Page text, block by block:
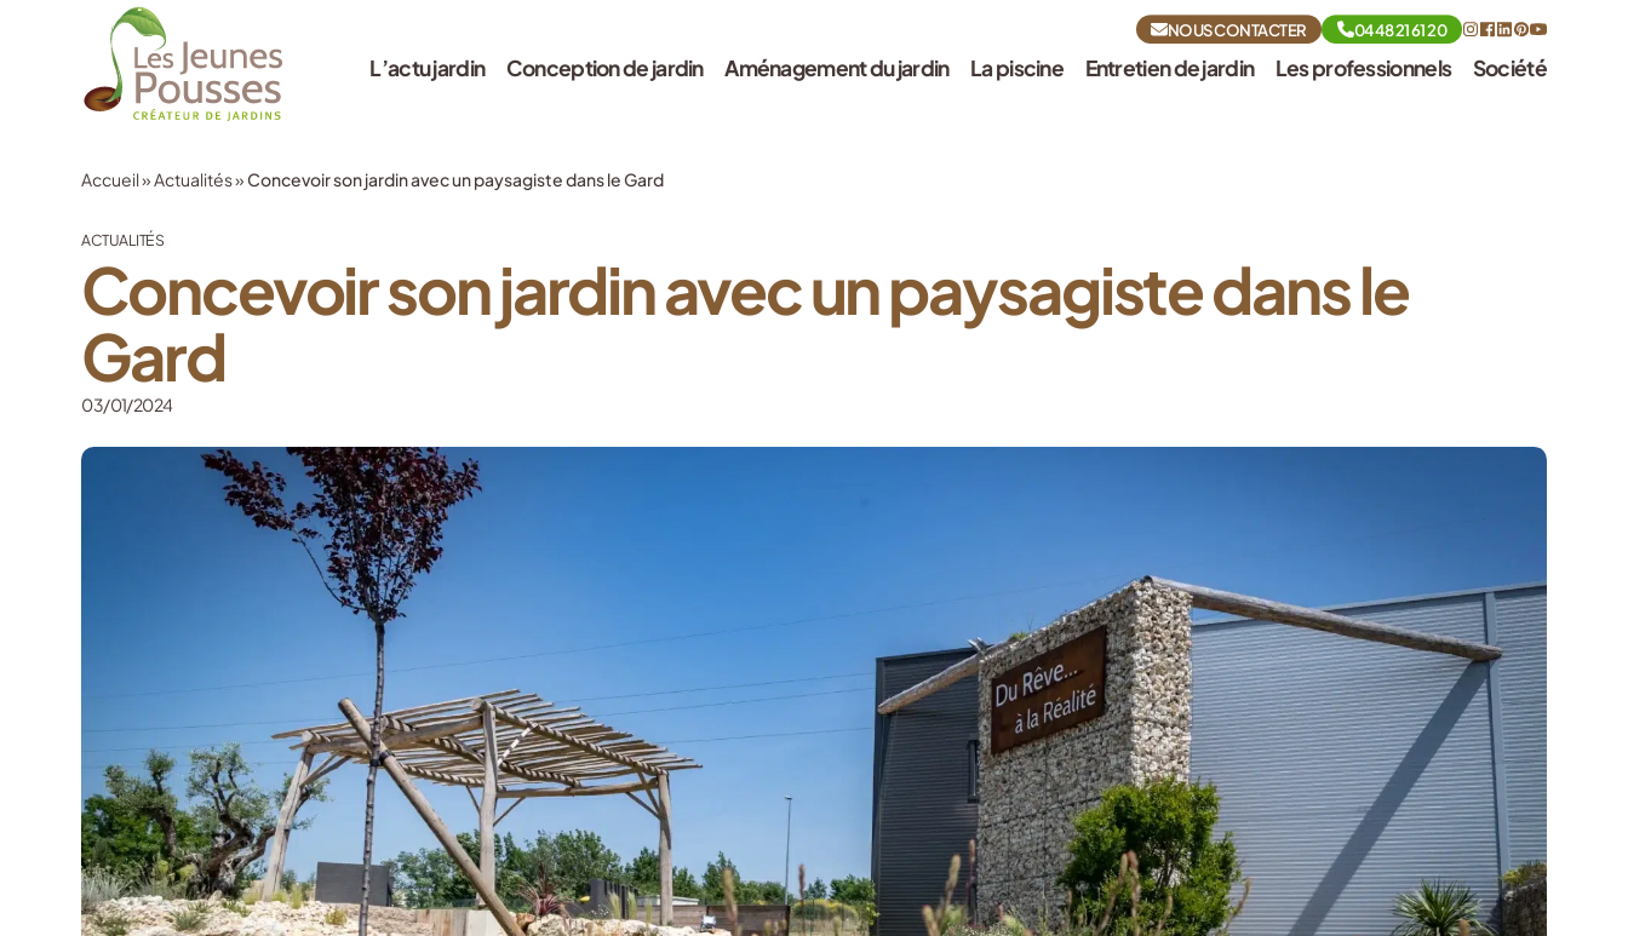
L’actu jardin Conception de jardin Aménagement du jardin La piscine Entretien de jardin Les professionnels Société
NOUS CONTACTER 04 48 21 61 20
Accueil»Actualités»Concevoir son jardin avec un paysagiste dans le Gard
ACTUALITÉS
Concevoir son jardin avec un paysagiste dans le
Gard
03/01/2024